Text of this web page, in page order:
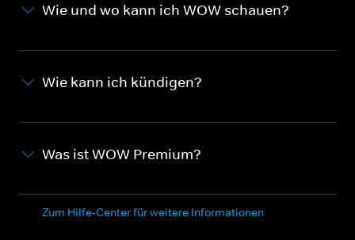
Wie und wo kann ich WOW schauen?
Wie kann ich kündigen?
Was ist WOW Premium?
Zum Hilfe-Center für weitere Informationen